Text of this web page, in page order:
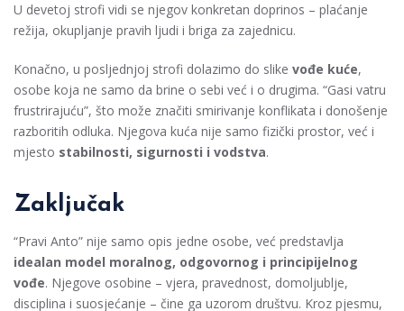
U devetoj strofi vidi se njegov konkretan doprinos – plaćanje
režija, okupljanje pravih ljudi i briga za zajednicu.
Konačno, u posljednjoj strofi dolazimo do slike vođe kuće,
osobe koja ne samo da brine o sebi već i o drugima. “Gasi vatru
frustrirajuću”, što može značiti smirivanje konflikata i donošenje
razboritih odluka. Njegova kuća nije samo fizički prostor, već i
mjesto stabilnosti, sigurnosti i vodstva.
Zaključak
“Pravi Anto” nije samo opis jedne osobe, već predstavlja
idealan model moralnog, odgovornog i principijelnog
vođe. Njegove osobine – vjera, pravednost, domoljublje,
disciplina i suosjećanje – čine ga uzorom društvu. Kroz pjesmu,